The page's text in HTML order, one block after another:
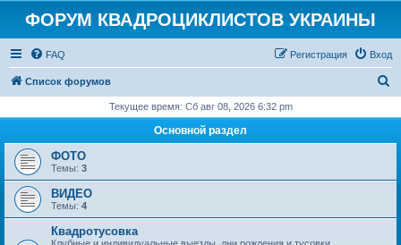
ФОРУМ КВАДРОЦИКЛИСТОВ УКРАИНЫ
FAQ Вход
Регистрация
Список форумов
с
Текущее время: Сб авг 08, 2026 6:32 pm
Основной раздел
ФОТО
Темы: 3
ВИДЕО
Темы: 4
Квадротусовка